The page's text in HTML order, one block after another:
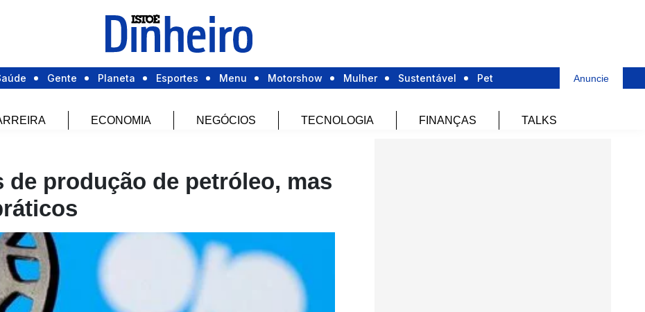
Gente Planeta Esportes Menu Motorshow Mulher Sustentável Pet Anuncie
ECONOMIA NEGÓCIOS TECNOLOGIA FINANÇAS TALKS
de produção de petróleo, mas